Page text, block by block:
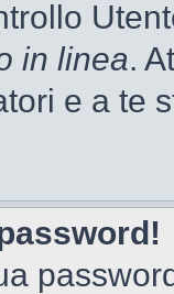
in linea.
e a te